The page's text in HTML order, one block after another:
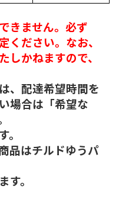
きません。必ず
ください。なお、
しかねますので、
、配達希望時間を
場合は「希望な
品はチルドゆうパ
。